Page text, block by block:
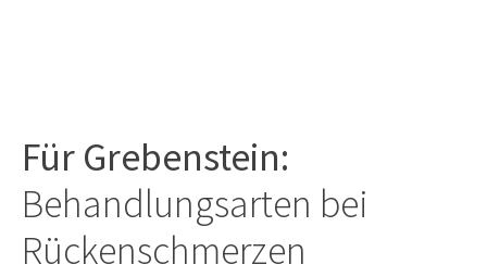
Für Grebenstein:
Behandlungsarten bei
Rückenschmerzen